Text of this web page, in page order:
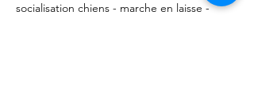
socialisation chiens - marche en laisse -